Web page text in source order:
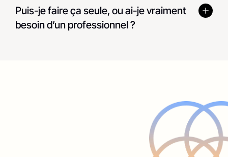
Puis-je faire ça seule, ou ai-je vraiment
besoin d’un professionnel ?